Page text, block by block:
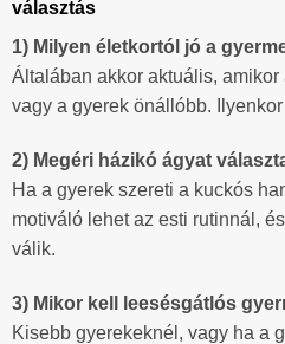
választás
1) Milyen életkortól jó a
Általában akkor aktuális,
vagy a gyerek önállóbb.
2) Megéri házikó ágyat
Ha a gyerek szereti a kuckós
motiváló lehet az esti rutinnál,
válik.
3) Mikor kell leesésgátlós
Kisebb gyerekeknél, vagy ha a